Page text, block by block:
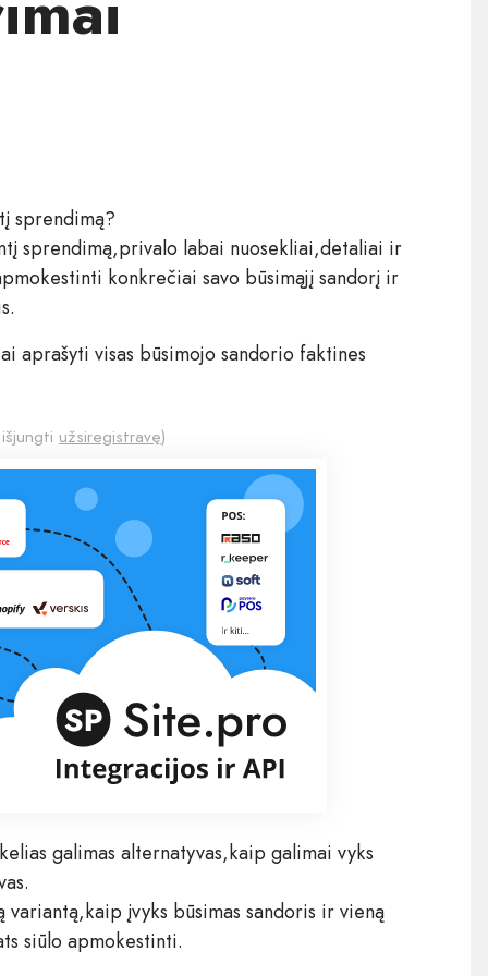
sprendimą?​
sprendimą,privalo labai nuosekliai,detaliai ir
konkrečiai savo būsimąjį sandorį ir
aprašyti visas būsimojo sandorio faktines
užsiregistravę)
galimas alternatyvas,kaip galimai vyks
įvyks būsimas sandoris ir vieną
siūlo apmokestinti.